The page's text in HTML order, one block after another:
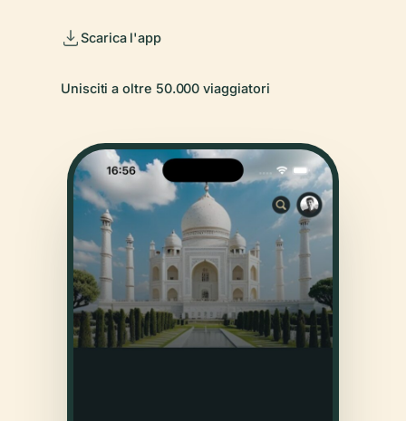
Scarica l'app
Unisciti a oltre 50.000 viaggiatori